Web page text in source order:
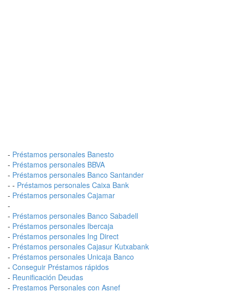
- Préstamos personales Banesto
- Préstamos personales BBVA
- Préstamos personales Banco Santander
- - Préstamos personales Caixa Bank
- Préstamos personales Cajamar
-
- Préstamos personales Banco Sabadell
- Préstamos personales Ibercaja
- Préstamos personales Ing Direct
- Préstamos personales Cajasur Kutxabank
- Préstamos personales Unicaja Banco
- Conseguir Préstamos rápidos
- Reunificación Deudas
- Prestamos Personales con Asnef